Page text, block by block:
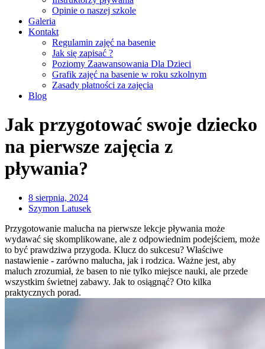
Opinie o naszej szkole
Galeria
Kontakt
Regulamin zajęć na basenie
Jak się zapisać ?
Poziomy Zaawansowania Dla Dzieci
Grafik zajęć na basenie w roku szkolnym
Zasady płatności za zajęcia
Blog
Jak przygotować swoje dziecko
na pierwsze zajęcia z
pływania?
8 sierpnia, 2024
Szymon Latusek
Przygotowanie malucha na pierwsze lekcje pływania może
wydawać się skomplikowane, ale z odpowiednim podejściem, może
to być prawdziwa przygoda. Klucz do sukcesu? Właściwe
nastawienie - zarówno malucha, jak i rodzica. Ważne jest, aby
maluch zrozumiał, że basen to nie tylko miejsce nauki, ale przede
wszystkim świetnej zabawy. Jak to osiągnąć? Oto kilka
praktycznych porad.